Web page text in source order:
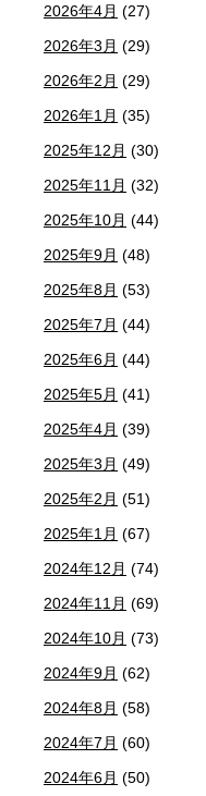
2026年4月 (27)
2026年3月 (29)
2026年2月 (29)
2026年1月 (35)
2025年12月 (30)
2025年11月 (32)
2025年10月 (44)
2025年9月 (48)
2025年8月 (53)
2025年7月 (44)
2025年6月 (44)
2025年5月 (41)
2025年4月 (39)
2025年3月 (49)
2025年2月 (51)
2025年1月 (67)
2024年12月 (74)
2024年11月 (69)
2024年10月 (73)
2024年9月 (62)
2024年8月 (58)
2024年7月 (60)
2024年6月 (50)